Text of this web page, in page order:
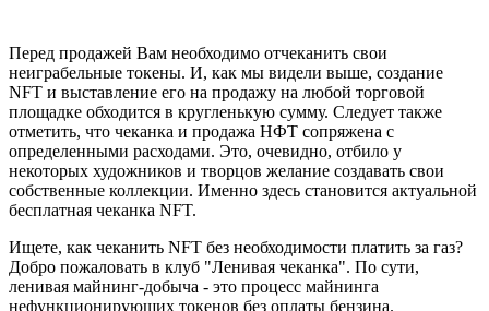
Перед продажей Вам необходимо отчеканить свои
неиграбельные токены. И, как мы видели выше, создание
NFT и выставление его на продажу на любой торговой
площадке обходится в кругленькую сумму. Следует также
отметить, что чеканка и продажа НФТ сопряжена с
определенными расходами. Это, очевидно, отбило у
некоторых художников и творцов желание создавать свои
собственные коллекции. Именно здесь становится актуальной
бесплатная чеканка NFT.
Ищете, как чеканить NFT без необходимости платить за газ?
Добро пожаловать в клуб "Ленивая чеканка". По сути,
ленивая майнинг-добыча - это процесс майнинга
нефункционирующих токенов без оплаты бензина.